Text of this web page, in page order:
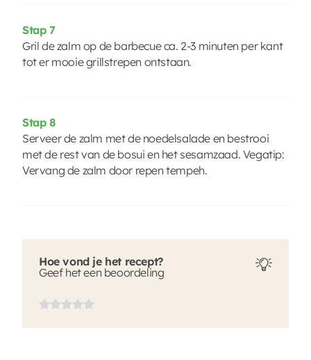
Stap 7
Gril de zalm op de barbecue ca. 2-3 minuten per kant
tot er mooie grillstrepen ontstaan.
Stap 8
Serveer de zalm met de noedelsalade en bestrooi
met de rest van de bosui en het sesamzaad. Vegatip:
Vervang de zalm door repen tempeh.
Hoe vond je het recept?
Geef het een beoordeling